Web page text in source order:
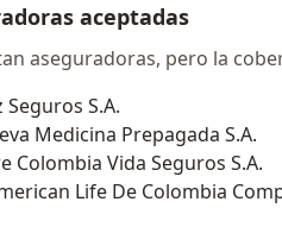
aceptadas
aseguradoras, pero la
Seguros S.A.
Medicina Prepagada S.A.
Colombia Vida Seguros S.A.
Life De Colombia